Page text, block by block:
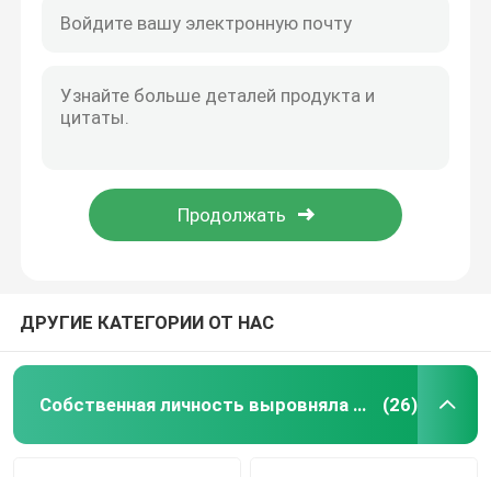
ДРУГИЕ КАТЕГОРИИ ОТ НАС
Собственная личность выровняла сваривая вращатель (26)